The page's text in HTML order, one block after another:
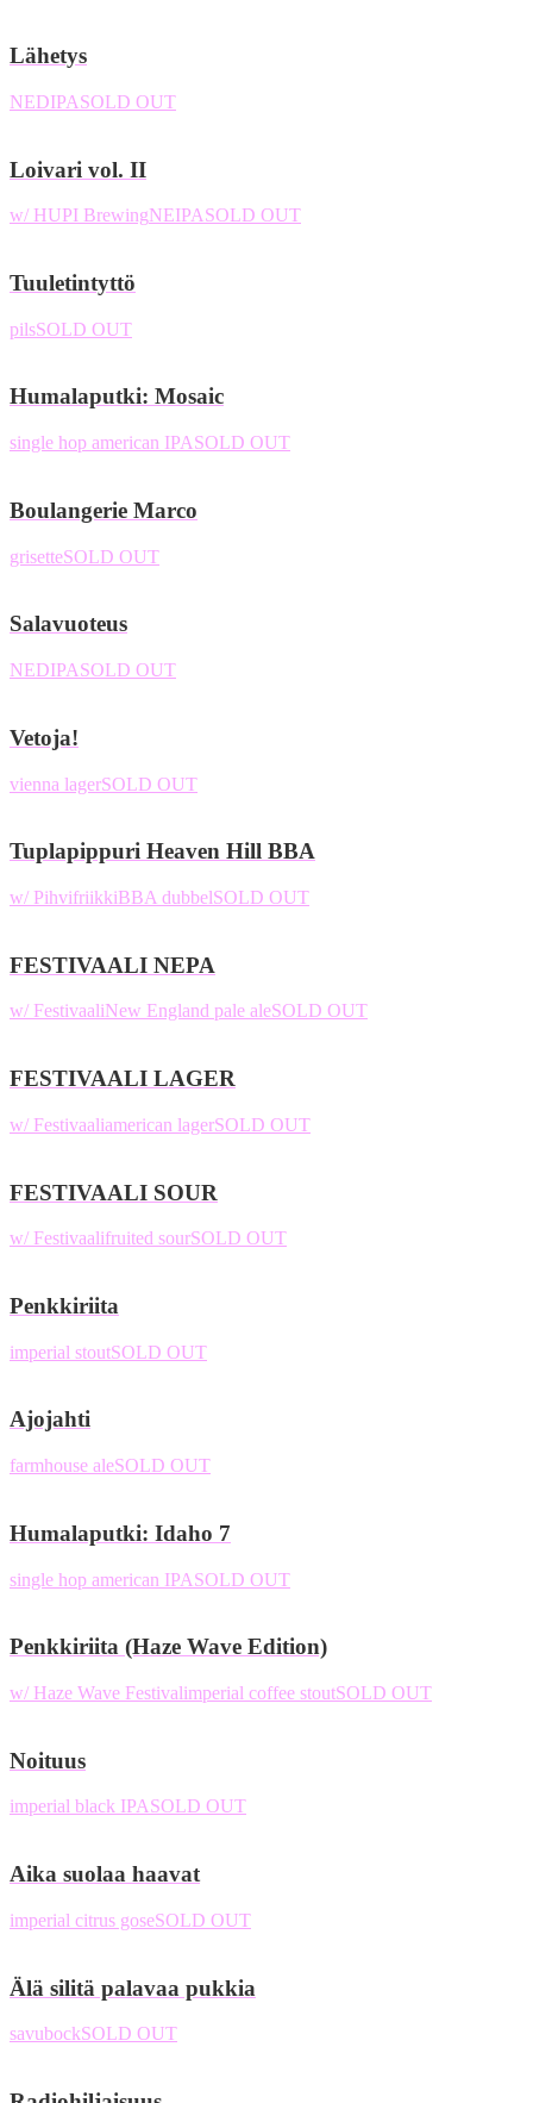
Lähetys
NEDIPASOLD OUT
Loivari vol. II
w/ HUPI BrewingNEIPASOLD OUT
Tuuletintyttö
pilsSOLD OUT
Humalaputki: Mosaic
single hop american IPASOLD OUT
Boulangerie Marco
grisetteSOLD OUT
Salavuoteus
NEDIPASOLD OUT
Vetoja!
vienna lagerSOLD OUT
Tuplapippuri Heaven Hill BBA
w/ PihvifriikkiBBA dubbelSOLD OUT
FESTIVAALI NEPA
w/ FestivaaliNew England pale aleSOLD OUT
FESTIVAALI LAGER
w/ Festivaaliamerican lagerSOLD OUT
FESTIVAALI SOUR
w/ Festivaalifruited sourSOLD OUT
Penkkiriita
imperial stoutSOLD OUT
Ajojahti
farmhouse aleSOLD OUT
Humalaputki: Idaho 7
single hop american IPASOLD OUT
Penkkiriita (Haze Wave Edition)
w/ Haze Wave Festivalimperial coffee stoutSOLD OUT
Noituus
imperial black IPASOLD OUT
Aika suolaa haavat
imperial citrus goseSOLD OUT
Älä silitä palavaa pukkia
savubockSOLD OUT